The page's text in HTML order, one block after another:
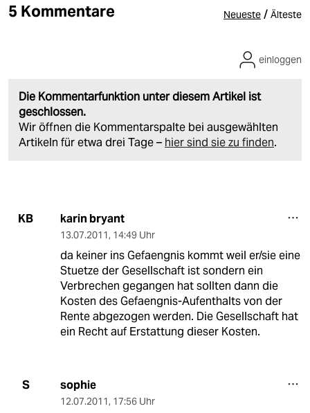
5 Kommentare Neueste / Älteste
Die Kommentarfunktion unter diesem Artikel ist
geschlossen.
Wir öffnen die Kommentarspalte bei ausgewählten
Artikeln für etwa drei Tage – hier sind sie zu finden.
einloggen
KB karin bryant
13.07.2011, 14:49 Uhr
da keiner ins Gefaengnis kommt weil er/sie eine
Stuetze der Gesellschaft ist sondern ein
Verbrechen gegangen hat sollten dann die
Kosten des Gefaengnis-Aufenthalts von der
Rente abgezogen werden. Die Gesellschaft hat
ein Recht auf Erstattung dieser Kosten.
S sophie
12.07.2011, 17:56 Uhr